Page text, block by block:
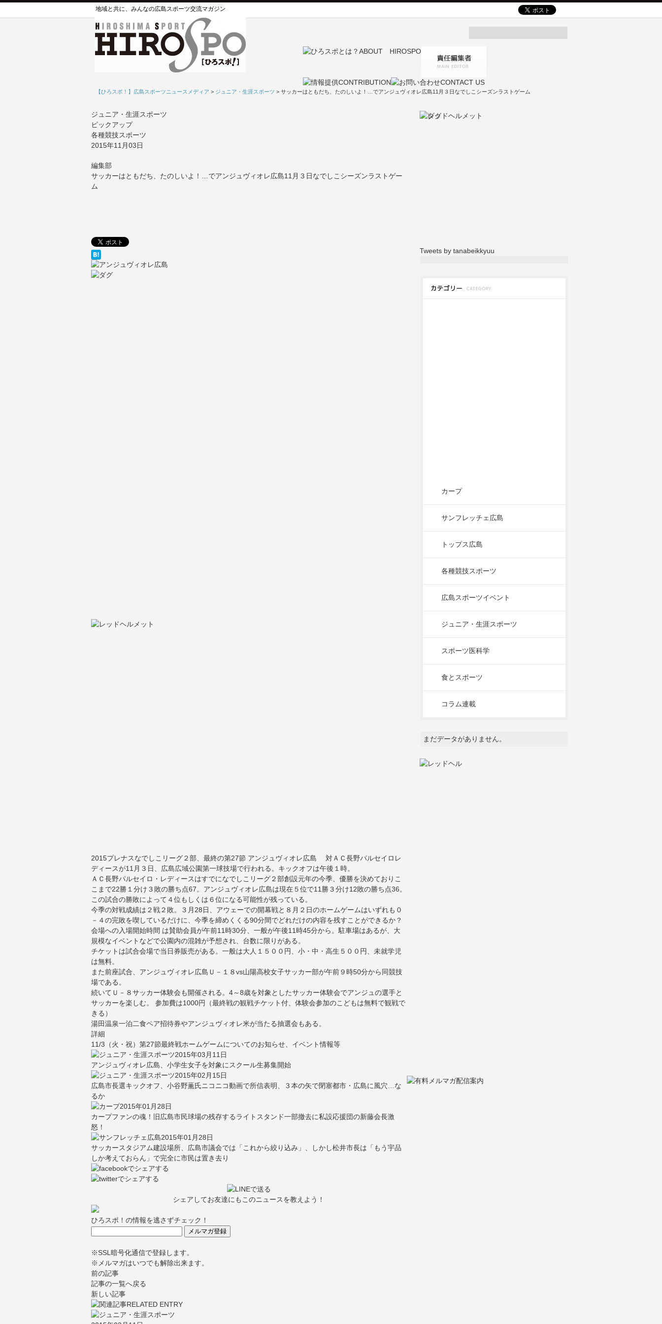
地域と共に、みんなの広島スポーツ交流マガジン
【ひろスポ！】広島スポーツニュースメディア > ジュニア・生涯スポーツ > サッカーはともだち、たのしいよ！…でアンジュヴィオレ広島11月３日なでしこシーズンラストゲーム
ジュニア・生涯スポーツ
ピックアップ
各種競技スポーツ
2015年11月03日
編集部
サッカーはともだち、たのしいよ！…でアンジュヴィオレ広島11月３日なでしこシーズンラストゲー
ム
2015プレナスなでしこリーグ２部、最終の第27節 アンジュヴィオレ広島 対ＡＣ長野パルセイロレ
ディースが11月３日、広島広域公園第一球技場で行われる。キックオフは午後１時。
ＡＣ長野パルセイロ・レディースはすでになでしこリーグ２部創設元年の今季、優勝を決めておりこ
こまで22勝１分け３敗の勝ち点67。アンジュヴィオレ広島は現在５位で11勝３分け12敗の勝ち点36。
この試合の勝敗によって４位もしくは６位になる可能性が残っている。
今季の対戦成績は２戦２敗。３月28日、アウェーでの開幕戦と８月２日のホームゲームはいずれも０
－４の完敗を喫しているだけに、今季を締めくくる90分間でどれだけの内容を残すことができるか？
会場への入場開始時間 は賛助会員が午前11時30分、一般が午後11時45分から。駐車場はあるが、大
規模なイベントなどで公園内の混雑が予想され、台数に限りがある。
チケットは試合会場で当日券販売がある。一般は大人１５００円、小・中・高生５００円、未就学児
は無料。
また前座試合、アンジュヴィオレ広島Ｕ－１８vs山陽高校女子サッカー部が午前９時50分から同競技
場である。
続いてＵ－８サッカー体験会も開催される。4～8歳を対象としたサッカー体験会でアンジュの選手と
サッカーを楽しむ。 参加費は1000円（最終戦の観戦チケット付、体験会参加のこどもは無料で観戦で
きる）
湯田温泉一泊二食ペア招待券やアンジュヴィオレ米が当たる抽選会もある。
詳細
11/3（火・祝）第27節最終戦ホームゲームについてのお知らせ、イベント情報等
2015年03月11日
アンジュヴィオレ広島、小学生女子を対象にスクール生募集開始
2015年02月15日
広島市長選キックオフ、小谷野薫氏ニコニコ動画で所信表明、３本の矢で閉塞都市・広島に風穴…な
るか
2015年01月28日
カープファンの魂！旧広島市民球場の残存するライトスタンド一部撤去に私設応援団の新藤会長激
怒！
2015年01月28日
サッカースタジアム建設場所、広島市議会では「これから絞り込み」、しかし松井市長は「もう宇品
しか考えておらん」で完全に市民は置き去り
シェアしてお友達にもこのニュースを教えよう！
ひろスポ！の情報を逃さずチェック！
※SSL暗号化通信で登録します。
※メルマガはいつでも解除出来ます。
前の記事
記事の一覧へ戻る
新しい記事
Tweets by tanabeikkyuu
カープ
サンフレッチェ広島
トップス広島
各種競技スポーツ
広島スポーツイベント
ジュニア・生涯スポーツ
スポーツ医科学
食とスポーツ
コラム連載
まだデータがありません。